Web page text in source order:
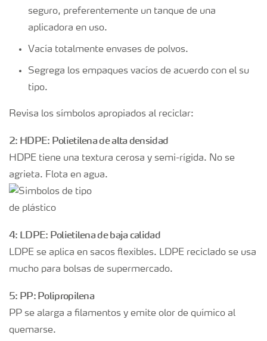
seguro, preferentemente un tanque de una
aplicadora en uso.
Vacía totalmente envases de polvos.
Segrega los empaques vacíos de acuerdo con el su
tipo.
Revisa los símbolos apropiados al reciclar:
2: HDPE: Polietilena de alta densidad
HDPE tiene una textura cerosa y semi-rígida. No se
agrieta. Flota en agua.
4: LDPE: Polietilena de baja calidad
LDPE se aplica en sacos flexibles. LDPE reciclado se usa
mucho para bolsas de supermercado.
5: PP: Polipropilena
PP se alarga a filamentos y emite olor de químico al
quemarse.